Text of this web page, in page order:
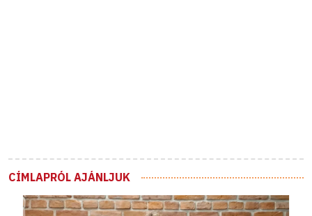
CÍMLAPRÓL AJÁNLJUK